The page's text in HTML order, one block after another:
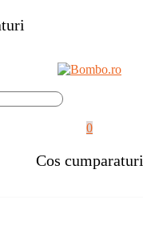
0
Cos cumparaturi